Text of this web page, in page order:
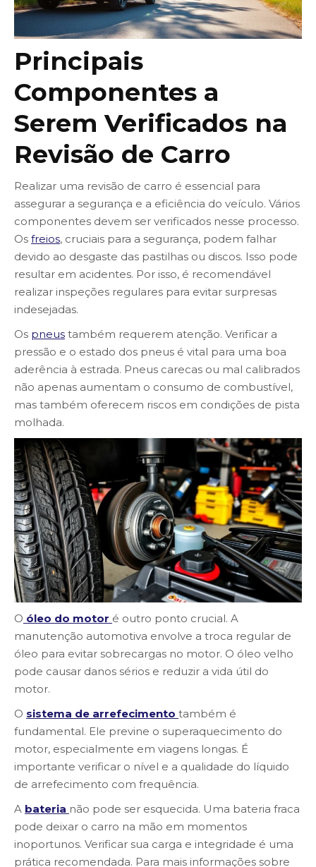
Principais
Componentes a
Serem Verificados na
Revisão de Carro
Realizar uma revisão de carro é essencial para
assegurar a segurança e a eficiência do veículo. Vários
componentes devem ser verificados nesse processo.
Os freios, cruciais para a segurança, podem falhar
devido ao desgaste das pastilhas ou discos. Isso pode
resultar em acidentes. Por isso, é recomendável
realizar inspeções regulares para evitar surpresas
indesejadas.
Os pneus também requerem atenção. Verificar a
pressão e o estado dos pneus é vital para uma boa
aderência à estrada. Pneus carecas ou mal calibrados
não apenas aumentam o consumo de combustível,
mas também oferecem riscos em condições de pista
molhada.
O óleo do motor é outro ponto crucial. A
manutenção automotiva envolve a troca regular de
óleo para evitar sobrecargas no motor. O óleo velho
pode causar danos sérios e reduzir a vida útil do
motor.
O sistema de arrefecimento também é
fundamental. Ele previne o superaquecimento do
motor, especialmente em viagens longas. É
importante verificar o nível e a qualidade do líquido
de arrefecimento com frequência.
A bateria não pode ser esquecida. Uma bateria fraca
pode deixar o carro na mão em momentos
inoportunos. Verificar sua carga e integridade é uma
prática recomendada. Para mais informações sobre